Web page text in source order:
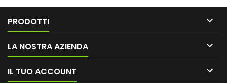
PRODOTTI 
LA NOSTRA AZIENDA 
IL TUO ACCOUNT 